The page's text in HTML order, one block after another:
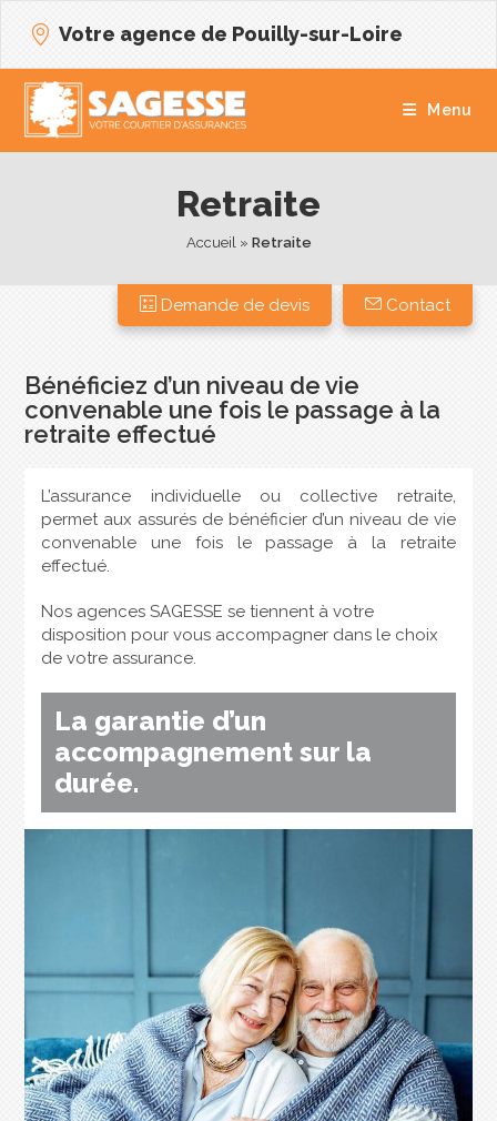
Votre agence de Pouilly-sur-Loire
Menu
Retraite
Accueil » Retraite
Demande de devis Contact
Bénéficiez d’un niveau de vie
convenable une fois le passage à la
retraite effectué
L’assurance individuelle ou collective retraite,
permet aux assurés de bénéficier d’un niveau de vie
convenable une fois le passage à la retraite
effectué.
Nos agences SAGESSE se tiennent à votre
disposition pour vous accompagner dans le choix
de votre assurance.
La garantie d’un
accompagnement sur la
durée.